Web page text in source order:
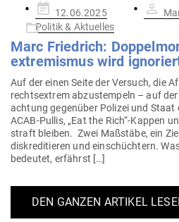
Gepostet
am
12.06.2025
Politik & Aktuelles
Marc Friedrich:
extre­mismus wird
Auf der einen Seite der Versuch, die
rechts­extrem abzu­stempeln – auf
achtung gegenüber Polizei und Staat
ACAB-Pullis, „Eat the Rich“-Kappen
straft bleiben. Zwei Maß­stäbe, ein
dis­kre­di­tieren und ein­schüchtern.
bedeutet, erfährst […]
DEN GANZEN ARTIKEL